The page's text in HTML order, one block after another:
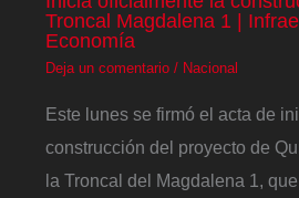
Troncal Magdalena 1 |
Economía
Deja un comentario / Nacional
Este lunes se firmó el acta de
construcción del proyecto de
la Troncal del Magdalena 1,